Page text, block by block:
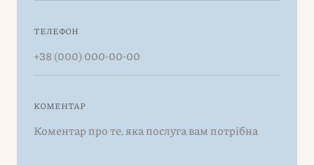
ТЕЛЕФОН
КОМЕНТАР